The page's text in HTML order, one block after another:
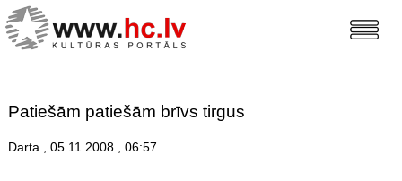
Patiešām patiešām brīvs tirgus
Darta , 05.11.2008., 06:57